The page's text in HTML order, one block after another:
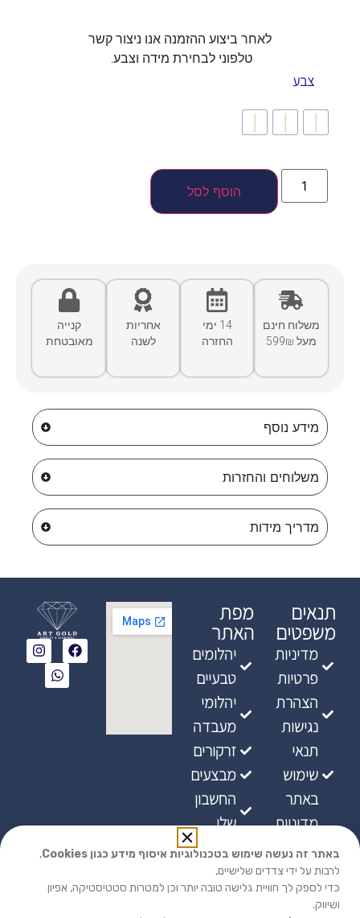
לאחר ביצוע ההזמנה אנו ניצור קשר
טלפוני לבחירת מידה וצבע.
צבע
הוסף לסל
קנייה
מאובטחת
אחריות
לשנה
14 ימי
החזרה
משלוח חינם
מעל 599₪
מידע נוסף
משלוחים והחזרות
מדריך מידות
מפת
האתר
יהלומים
טבעיים
יהלומי
מעבדה
זרקורים
מבצעים
החשבון
שלי
תנאים
משפטים
מדיניות
פרטיות
הצהרת
נגישות
תנאי
שימוש
באתר
מדיניות
ביטולים
מדיניות
אספקת
באתר זה נעשה שימוש בטכנולוגיות איסוף מידע כגון Cookies
,
לרבות על ידי צדדים שלישיים,
כדי לספק לך חוויית גלישה טובה יותר וכן למטרות סטטיסטיקה, אפיון
ושיווק.